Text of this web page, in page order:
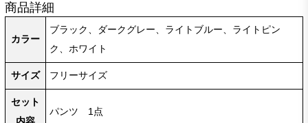
商品詳細
カラー
ブラック、ダークグレー、ライトブルー、ライトピン
ク、ホワイト
サイズ フリーサイズ
セット
パンツ 1点